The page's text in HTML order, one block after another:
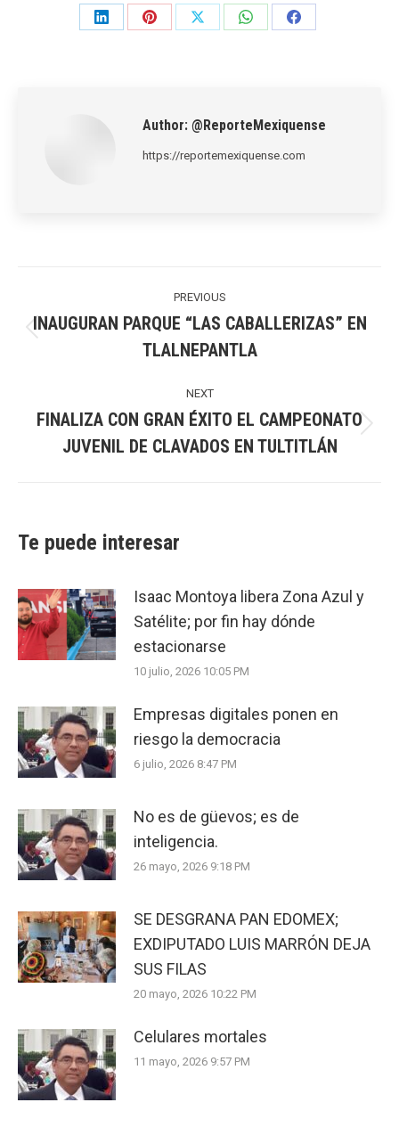
Share
Share
Share
Share
Share
Author: @ReporteMexiquense
https://reportemexiquense.com
PREVIOUS
post:
INAUGURAN PARQUE “LAS CABALLERIZAS” EN
TLALNEPANTLA
NEXT
post:
FINALIZA CON GRAN ÉXITO EL CAMPEONATO
JUVENIL DE CLAVADOS EN TULTITLÁN
Te puede interesar
Isaac Montoya libera Zona Azul y
Satélite; por fin hay dónde
estacionarse
10 julio, 2026 10:05 PM
Empresas digitales ponen en
riesgo la democracia
6 julio, 2026 8:47 PM
No es de güevos; es de
inteligencia.
26 mayo, 2026 9:18 PM
SE DESGRANA PAN EDOMEX;
EXDIPUTADO LUIS MARRÓN DEJA
SUS FILAS
20 mayo, 2026 10:22 PM
Celulares mortales
11 mayo, 2026 9:57 PM